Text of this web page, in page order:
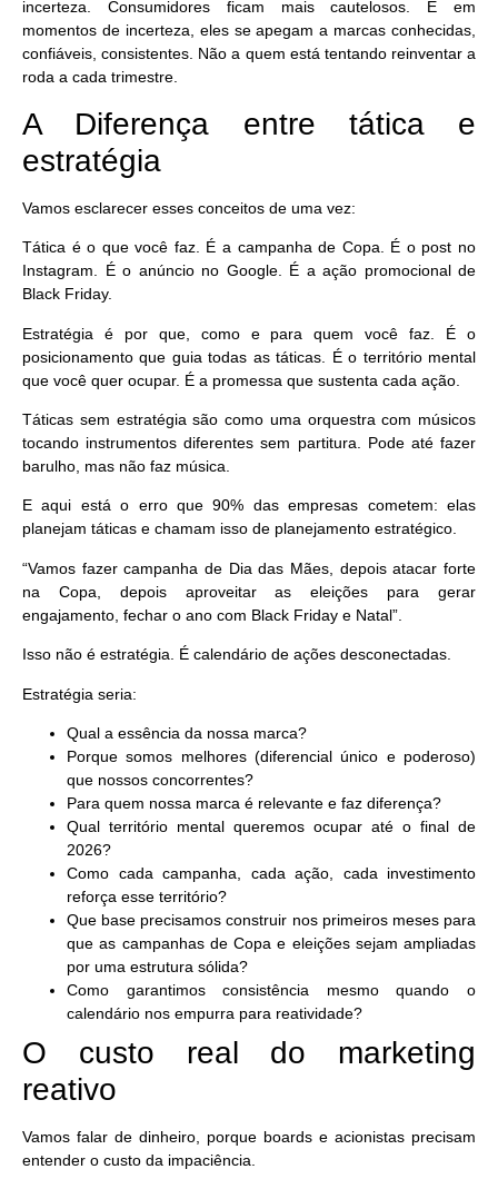
incerteza. Consumidores ficam mais cautelosos. E em
momentos de incerteza, eles se apegam a marcas conhecidas,
confiáveis, consistentes. Não a quem está tentando reinventar a
roda a cada trimestre.
A Diferença entre tática e
estratégia
Vamos esclarecer esses conceitos de uma vez:
Tática é o que você faz. É a campanha de Copa. É o post no
Instagram. É o anúncio no Google. É a ação promocional de
Black Friday.
Estratégia é por que, como e para quem você faz. É o
posicionamento que guia todas as táticas. É o território mental
que você quer ocupar. É a promessa que sustenta cada ação.
Táticas sem estratégia são como uma orquestra com músicos
tocando instrumentos diferentes sem partitura. Pode até fazer
barulho, mas não faz música.
E aqui está o erro que 90% das empresas cometem: elas
planejam táticas e chamam isso de planejamento estratégico.
“Vamos fazer campanha de Dia das Mães, depois atacar forte
na Copa, depois aproveitar as eleições para gerar
engajamento, fechar o ano com Black Friday e Natal”.
Isso não é estratégia. É calendário de ações desconectadas.
Estratégia seria:
Qual a essência da nossa marca?
Porque somos melhores (diferencial único e poderoso)
que nossos concorrentes?
Para quem nossa marca é relevante e faz diferença?
Qual território mental queremos ocupar até o final de
2026?
Como cada campanha, cada ação, cada investimento
reforça esse território?
Que base precisamos construir nos primeiros meses para
que as campanhas de Copa e eleições sejam ampliadas
por uma estrutura sólida?
Como garantimos consistência mesmo quando o
calendário nos empurra para reatividade?
O custo real do marketing
reativo
Vamos falar de dinheiro, porque boards e acionistas precisam
entender o custo da impaciência.